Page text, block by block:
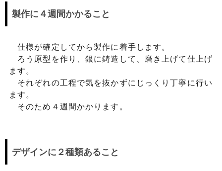
製作に４週間かかること
仕様が確定してから製作に着手します。
ろう原型を作り、銀に鋳造して、磨き上げて仕上げ
ます。
それぞれの工程で気を抜かずにじっくり丁寧に行い
ます。
そのため４週間かかります。
デザインに２種類あること